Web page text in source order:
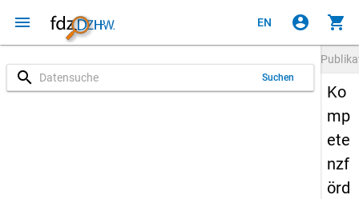
menu EN account_circle shopping_cart
search Suchen
Ko
mp
ete
nzf
örd